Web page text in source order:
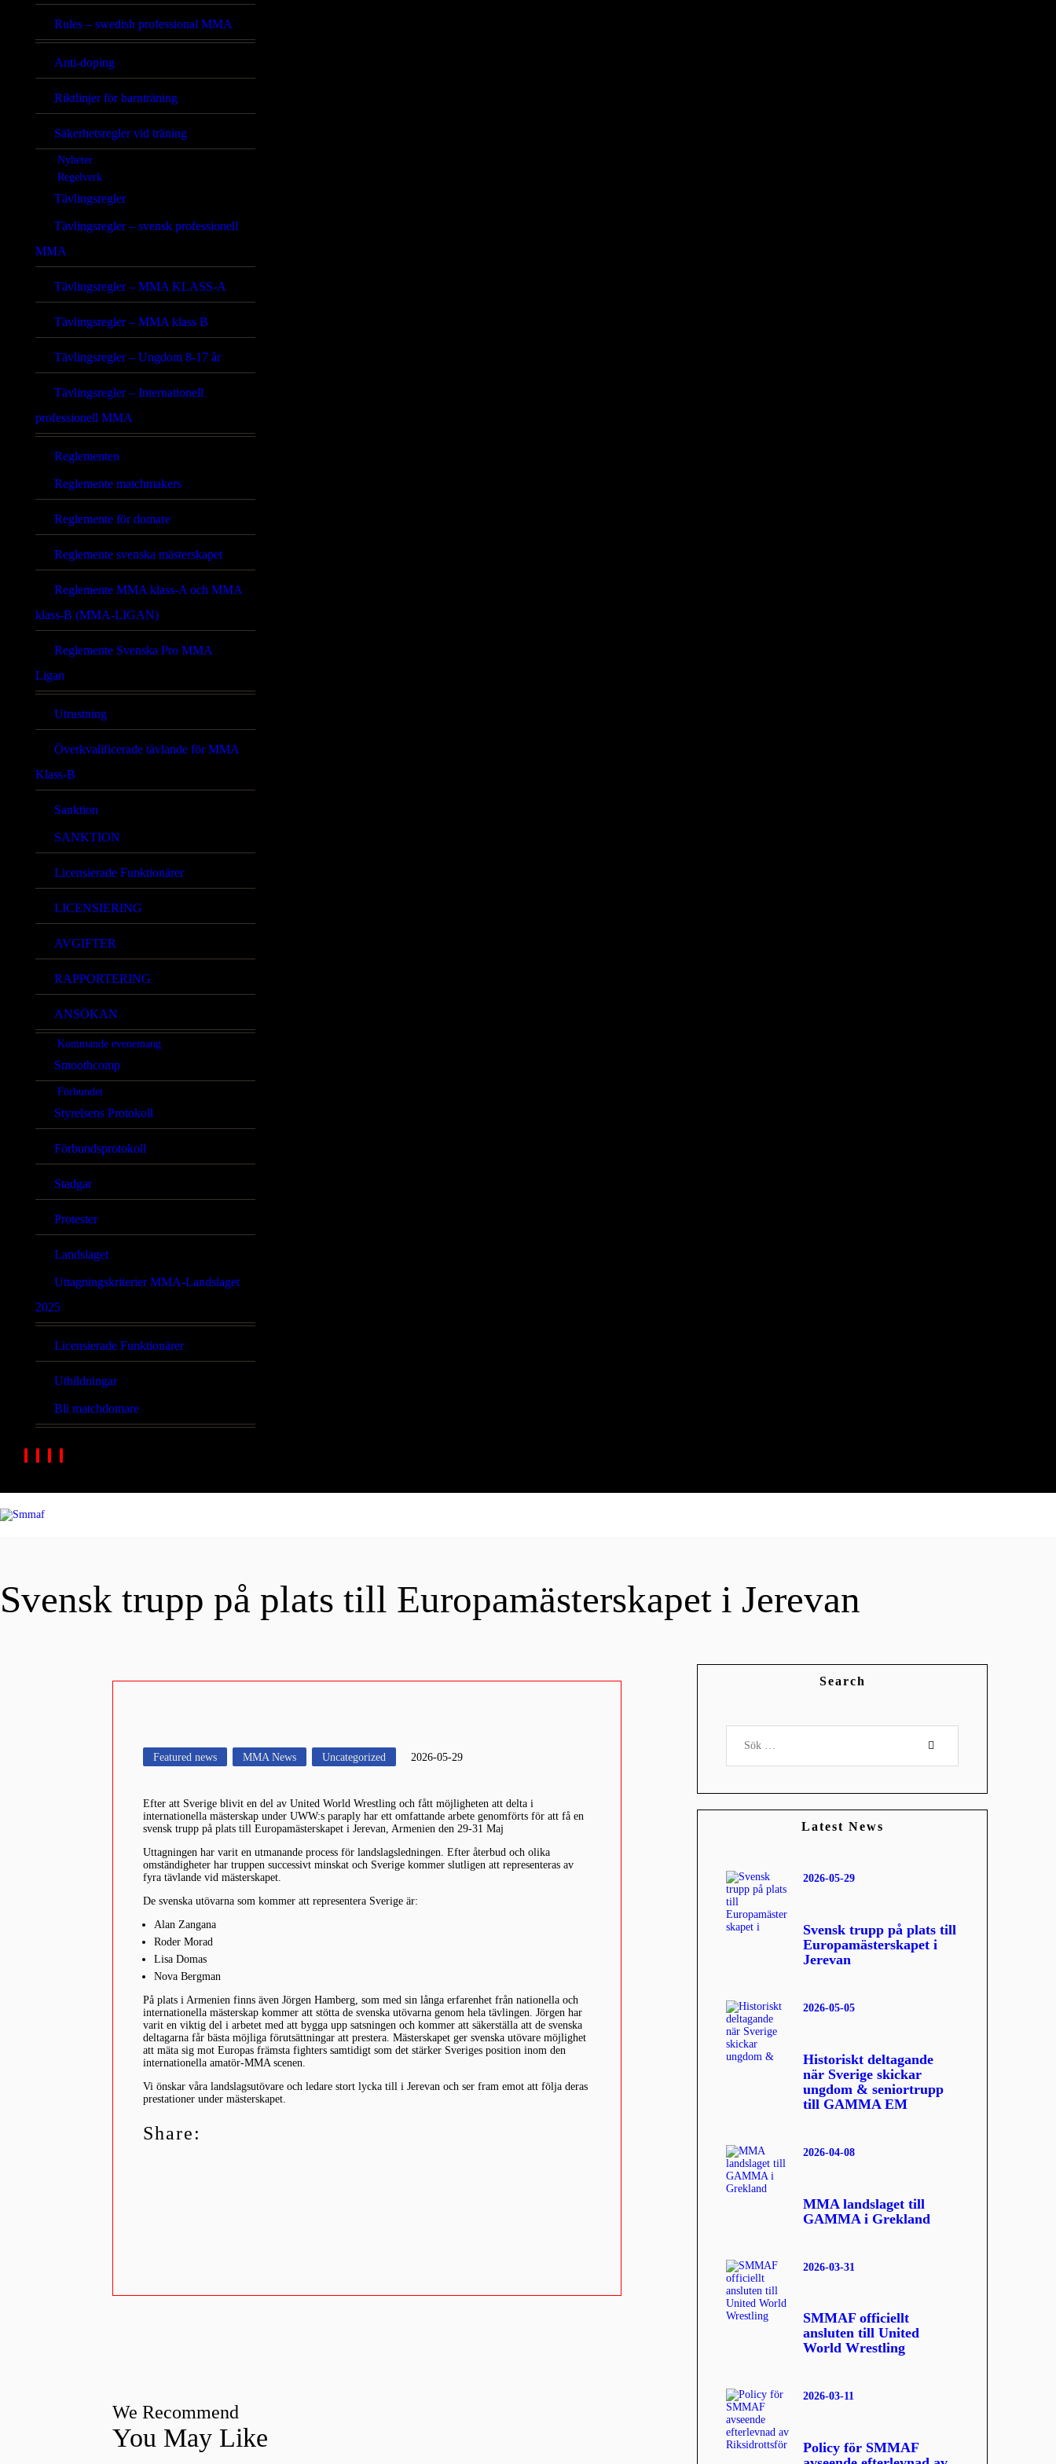
Rules – swedish professional MMA
Anti-doping
Riktlinjer för barnträning
Säkerhetsregler vid träning
Nyheter
Regelverk
Tävlingsregler
Tävlingsregler – svensk professionell
MMA
Tävlingsregler – MMA KLASS-A
Tävlingsregler – MMA klass B
Tävlingsregler – Ungdom 8-17 år
Tävlingsregler – Internationell
professionell MMA
Reglementen
Reglemente matchmakers
Reglemente för domare
Reglemente svenska mästerskapet
Reglemente MMA klass-A och MMA
klass-B (MMA-LIGAN)
Reglemente Svenska Pro MMA
Ligan
Utrustning
Överkvalificerade tävlande för MMA
Klass-B
Sanktion
SANKTION
Licensierade Funktionärer
LICENSIERING
AVGIFTER
RAPPORTERING
ANSÖKAN
Kommande evenemang
Smoothcomp
Förbundet
Styrelsens Protokoll
Förbundsprotokoll
Stadgar
Protester
Landslaget
Uttagningskriterier MMA-Landslaget
2025
Licensierade Funktionärer
Utbildningar
Bli matchdomare
Svensk trupp på plats till Europamästerskapet i Jerevan
Featured news MMA News Uncategorized 2026-05-29
Efter att Sverige blivit en del av United World Wrestling och fått möjligheten att delta i
internationella mästerskap under UWW:s paraply har ett omfattande arbete genomförts för att få en
svensk trupp på plats till Europamästerskapet i Jerevan, Armenien den 29-31 Maj
Uttagningen har varit en utmanande process för landslagsledningen. Efter återbud och olika
omständigheter har truppen successivt minskat och Sverige kommer slutligen att representeras av
fyra tävlande vid mästerskapet.
De svenska utövarna som kommer att representera Sverige är:
Alan Zangana
Roder Morad
Lisa Domas
Nova Bergman
På plats i Armenien finns även Jörgen Hamberg, som med sin långa erfarenhet från nationella och
internationella mästerskap kommer att stötta de svenska utövarna genom hela tävlingen. Jörgen har
varit en viktig del i arbetet med att bygga upp satsningen och kommer att säkerställa att de svenska
deltagarna får bästa möjliga förutsättningar att prestera. Mästerskapet ger svenska utövare möjlighet
att mäta sig mot Europas främsta fighters samtidigt som det stärker Sveriges position inom den
internationella amatör-MMA scenen.
Vi önskar våra landslagsutövare och ledare stort lycka till i Jerevan och ser fram emot att följa deras
prestationer under mästerskapet.
Share:
We Recommend
You May Like
Search
efter:
Latest News
Svensk trupp på plats till
Europamästerskapet i
Jerevan
2026-05-29
Historiskt deltagande
när Sverige skickar
ungdom & seniortrupp
till GAMMA EM
2026-05-05
MMA landslaget till
GAMMA i Grekland
2026-04-08
SMMAF officiellt
ansluten till United
World Wrestling
2026-03-31
Policy för SMMAF
2026-03-11